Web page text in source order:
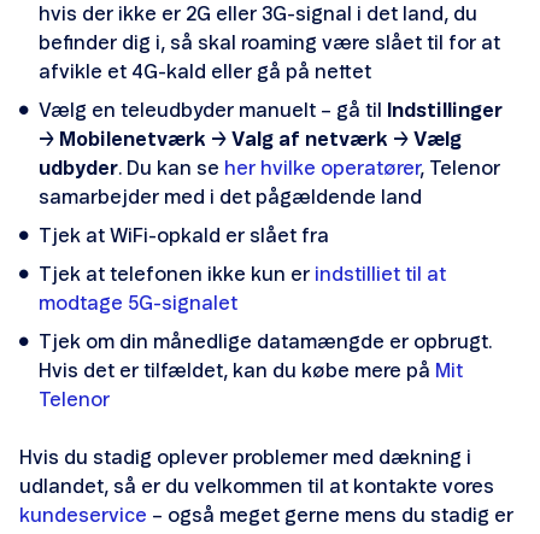
Tjek driftsstatus
hvis der ikke er 2G eller 3G-signal i det land, du
befinder dig i, så skal roaming være slået til for at
afvikle et 4G-kald eller gå på nettet
Vælg en teleudbyder manuelt – gå til
Indstillinger
→ Mobilenetværk → Valg af netværk → Vælg
udbyder. Du kan se her hvilke operatører, Telenor
samarbejder med i det pågældende land
Tjek at WiFi-opkald er slået fra
Tjek at telefonen ikke kun er indstilliet til at
modtage 5G-signalet
Tjek om din månedlige datamængde er opbrugt.
Hvis det er tilfældet, kan du købe mere på Mit
Telenor
Hvis du stadig oplever problemer med dækning i
udlandet, så er du velkommen til at kontakte vores
kundeservice – også meget gerne mens du stadig er